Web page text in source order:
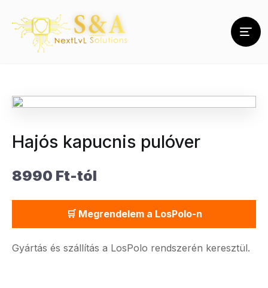
Hajós kapucnis pulóver
8990 Ft-tól
🛒 Megrendelem a LosPolo-n
Gyártás és szállítás a LosPolo rendszerén keresztül.